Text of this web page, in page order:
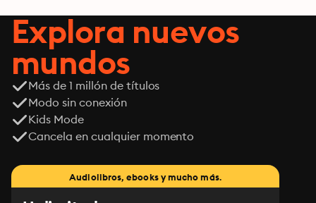
Explora nuevos
mundos
Más de 1 millón de títulos
Modo sin conexión
Kids Mode
Cancela en cualquier momento
Audiolibros, ebooks y mucho más.